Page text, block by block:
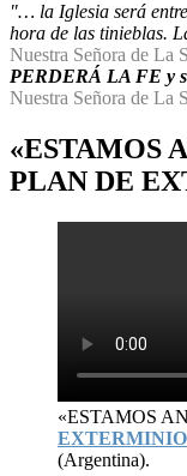
"… la Iglesia será
hora de las tinieblas.
Nuestra Señora de La
PERDERÁ LA FE y
Nuestra Señora de La
«ESTAMOS
PLAN DE
«ESTAMOS
EXTERMINIO
(Argentina).